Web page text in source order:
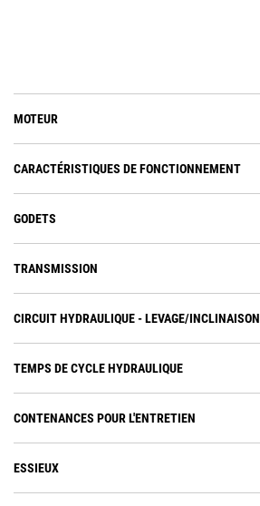
MOTEUR
CARACTÉRISTIQUES DE FONCTIONNEMENT
GODETS
TRANSMISSION
CIRCUIT HYDRAULIQUE - LEVAGE/INCLINAISON
TEMPS DE CYCLE HYDRAULIQUE
CONTENANCES POUR L'ENTRETIEN
ESSIEUX